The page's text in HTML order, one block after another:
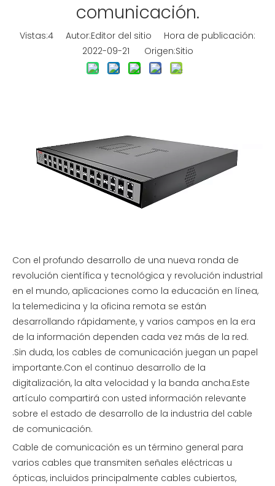
comunicación.
Vistas:4 Autor:Editor del sitio Hora de publicación:
2022-09-21 Origen:Sitio
Con el profundo desarrollo de una nueva ronda de
revolución científica y tecnológica y revolución industrial
en el mundo, aplicaciones como la educación en línea,
la telemedicina y la oficina remota se están
desarrollando rápidamente, y varios campos en la era
de la información dependen cada vez más de la red.
.Sin duda, los cables de comunicación juegan un papel
importante.Con el continuo desarrollo de la
digitalización, la alta velocidad y la banda ancha.Este
artículo compartirá con usted información relevante
sobre el estado de desarrollo de la industria del cable
de comunicación.
Cable de comunicación es un término general para
varios cables que transmiten señales eléctricas u
ópticas, incluidos principalmente cables cubiertos,